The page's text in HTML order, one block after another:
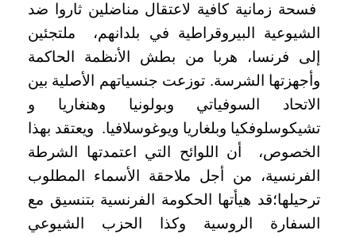
فسحة زمانية كافية لاعتقال مناضلين ثاروا ضد
الشيوعية البيروقراطية في بلدانهم، ملتجئين
إلى فرنسا، هربا من بطش الأنظمة الحاكمة
وأجهزتها الشرسة. توزعت جنسياتهم الأصلية بين
الاتحاد السوفياتي وبولونيا وهنغاريا و
تشيكوسلوفكيا وبلغاريا ويوغوسلافيا. ويعتقد بهذا
الخصوص، أن اللوائح التي اعتمدتها الشرطة
الفرنسية، من أجل ملاحقة الأسماء المطلوب
ترحيلها؛قد هيأتها الحكومة الفرنسية بتنسيق مع
السفارة الروسية وكذا الحزب الشيوعي